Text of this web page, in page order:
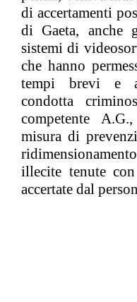
di accertamenti
di Gaeta, anche
sistemi di
che hanno
tempi brevi e
condotta
competente A.G.,
misura di
illecite tenute
accertate dal